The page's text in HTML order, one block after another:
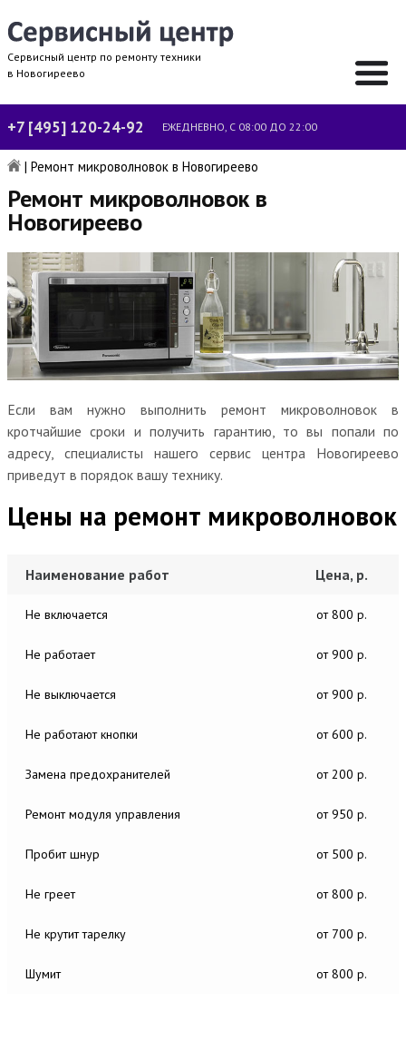
Сервисный центр по ремонту техники
в Новогиреево
+7 [495] 120-24-92 ЕЖЕДНЕВНО, С 08:00 ДО 22:00
| Ремонт микроволновок в Новогиреево
Ремонт микроволновок в
Новогиреево
Если вам нужно выполнить ремонт микроволновок в
кротчайшие сроки и получить гарантию, то вы попали по
адресу, специалисты нашего сервис центра Новогиреево
приведут в порядок вашу технику.
Цены на ремонт микроволновок
Наименование работ Цена, р.
Не включается от 800 р.
Не работает от 900 р.
Не выключается от 900 р.
Не работают кнопки от 600 р.
Замена предохранителей от 200 р.
Ремонт модуля управления от 950 р.
Пробит шнур от 500 р.
Не греет от 800 р.
Не крутит тарелку от 700 р.
Шумит от 800 р.